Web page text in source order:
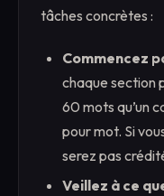
tâches concrètes :
Commencez
chaque section
60 mots qu’un
pour mot. Si
serez pas
Veillez à ce